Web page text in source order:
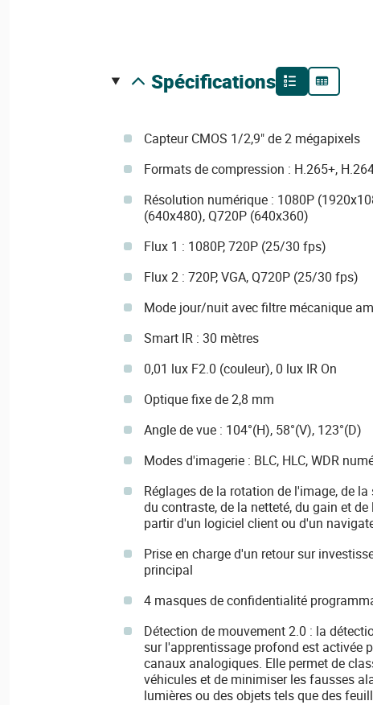
spécifications
Capteur CMOS 1/2,9" de 2 mégapixels
Formats de compression : H.265+,
Résolution numérique : 1080P
(640x480), Q720P (640x360)
Flux 1 : 1080P, 720P (25/30 fps)
Flux 2 : 720P, VGA, Q720P (25/30 fps)
Mode jour/nuit avec filtre mécanique
Smart IR : 30 mètres
0,01 lux F2.0 (couleur), 0 lux IR On
Optique fixe de 2,8 mm
Angle de vue : 104°(H), 58°(V), 123°(D)
Modes d'imagerie : BLC, HLC, WDR
Réglages de la rotation de l'image, de
du contraste, de la netteté, du gain et
partir d'un logiciel client ou d'un
Prise en charge d'un retour sur
principal
4 masques de confidentialité
Détection de mouvement 2.0 : la
sur l'apprentissage profond est activée
canaux analogiques. Elle permet de
véhicules et de minimiser les fausses
lumières ou des objets tels que des